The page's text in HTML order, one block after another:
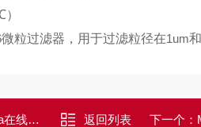
微粒过滤器，用于过滤粒径在1um和
射仪 返回列表 下一个：